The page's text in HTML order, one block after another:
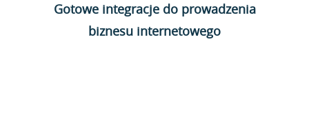
Gotowe integracje do prowadzenia
biznesu internetowego